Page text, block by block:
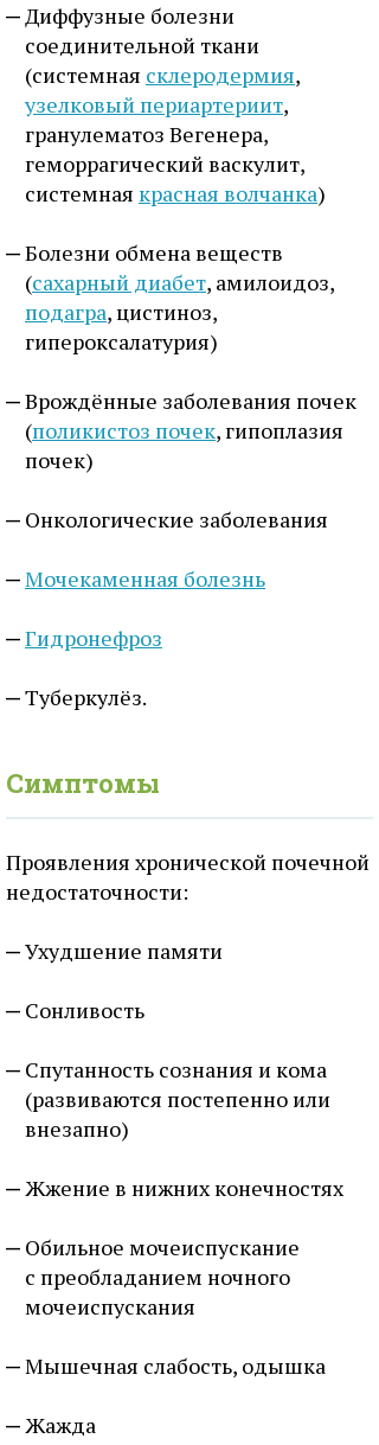
Диффузные болезни
соединительной ткани
(системная склеродермия,
узелковый периартериит,
гранулематоз Вегенера,
геморрагический васкулит,
системная красная волчанка)
Болезни обмена веществ
(сахарный диабет, амилоидоз,
подагра, цистиноз,
гипероксалатурия)
Врождённые заболевания почек
(поликистоз почек, гипоплазия
почек)
Онкологические заболевания
Мочекаменная болезнь
Гидронефроз
Туберкулёз.
Симптомы
Проявления хронической почечной
недостаточности:
Ухудшение памяти
Сонливость
Спутанность сознания и кома
(развиваются постепенно или
внезапно)
Жжение в нижних конечностях
Обильное мочеиспускание
с преобладанием ночного
мочеиспускания
Мышечная слабость, одышка
Жажда